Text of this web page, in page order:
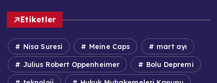
Etiketler
Nisa Suresi Meine Caps mart ayı
Julius Robert Oppenheimer Bolu Depremi